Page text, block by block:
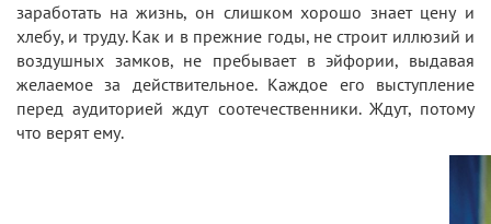
заработать на жизнь, он слишком хорошо знает цену и
хлебу, и труду. Как и в прежние годы, не строит иллюзий и
воздушных замков, не пребывает в эйфории, выдавая
желаемое за действительное. Каждое его выступление
перед аудиторией ждут соотечественники. Ждут, потому
что верят ему.